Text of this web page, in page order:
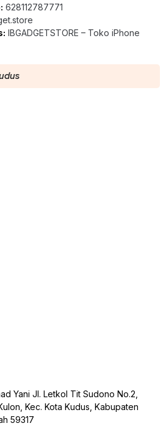
628112787771
IBGADGETSTORE – Toko iPhone
Yani Jl. Letkol Tit Sudono No.2,
Kec. Kota Kudus, Kabupaten
59317